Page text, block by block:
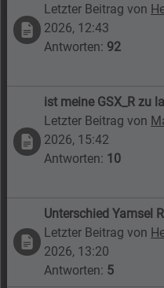
Letzter Beitrag von
2026, 12:43
Antworten: 92
ist meine GSX_R zu
Letzter Beitrag von
2026, 15:42
Antworten: 10
Unterschied Yamsel
Letzter Beitrag von
2026, 13:20
Antworten: 5